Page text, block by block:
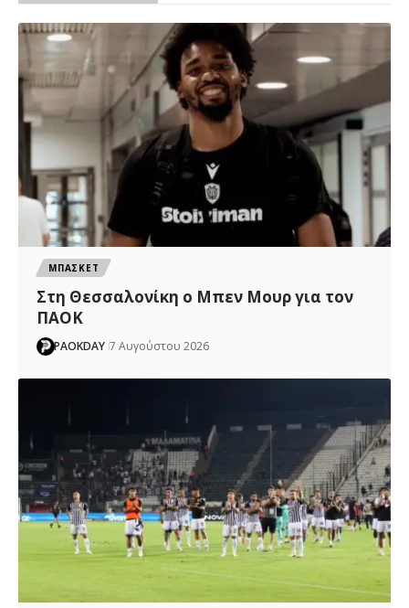
ΜΠΑΣΚΕΤ
Στη Θεσσαλονίκη ο Μπεν Μουρ για τον
ΠΑΟΚ
PAOKDAY 7 Αυγούστου 2026